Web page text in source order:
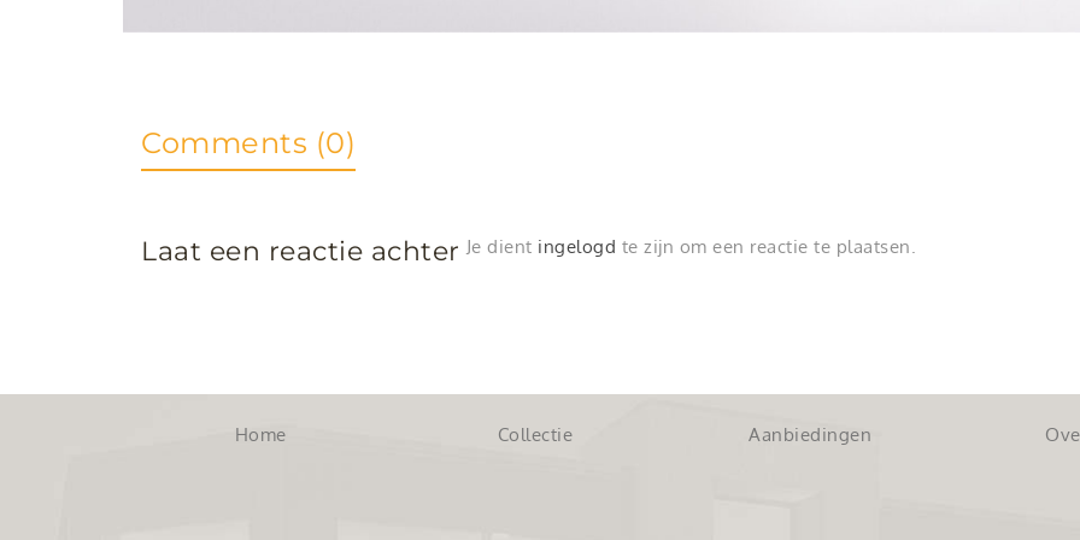
Comments (0)
Laat een reactie achter Je dient ingelogd te zijn om een reactie te plaatsen.
Home Collectie Aanbiedingen